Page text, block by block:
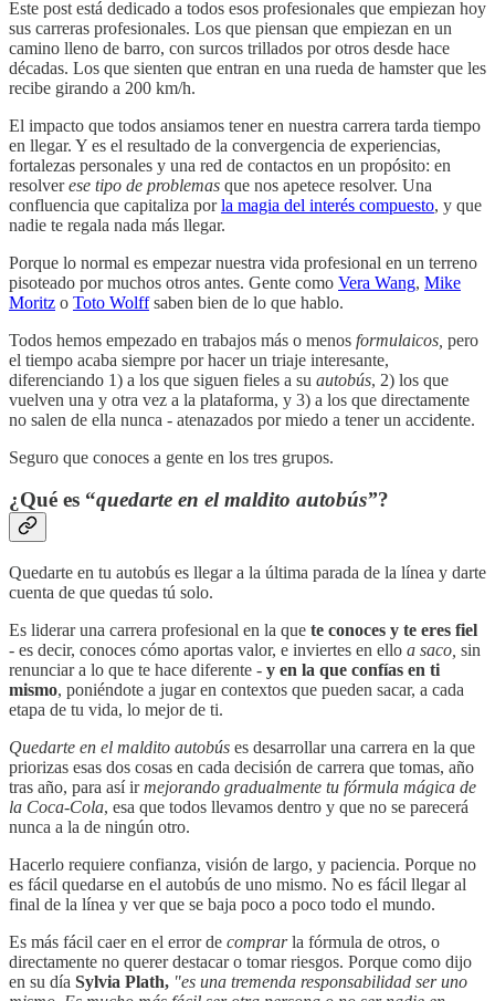
Este post está dedicado a todos esos profesionales que empiezan hoy
sus carreras profesionales. Los que piensan que empiezan en un
camino lleno de barro, con surcos trillados por otros desde hace
décadas. Los que sienten que entran en una rueda de hamster que les
recibe girando a 200 km/h.
El impacto que todos ansiamos tener en nuestra carrera tarda tiempo
en llegar. Y es el resultado de la convergencia de experiencias,
fortalezas personales y una red de contactos en un propósito: en
resolverese tipo de problemas que nos apetece resolver. Una
confluencia que capitaliza porla magia del interés compuesto, y que
nadie te regala nada más llegar.
Porque lo normal es empezar nuestra vida profesional en un terreno
pisoteado por muchos otros antes. Gente como Vera Wang, Mike
Moritz o Toto Wolffsaben bien de lo que hablo.
Todos hemos empezado en trabajos más o menos formulaicos, pero
el tiempo acaba siempre por hacer un triaje interesante,
diferenciando 1) a los que siguen fieles a su autobús, 2) los que
vuelven una y otra vez a la plataforma, y 3) a los que directamente
no salen de ella nunca - atenazados por miedo a tener un accidente.
Seguro que conoces a gente en los tres grupos.
¿Qué es “quedarte en el maldito autobús”?
Quedarte en tu autobús es llegar a la última parada de la línea y darte
cuenta de que quedas tú solo.
Es liderar una carrera profesional en la que te conoces y te eres fiel
- es decir, conoces cómo aportas valor, e inviertes en ello a saco, sin
renunciar a lo que te hace diferente - y en la que confías en ti
mismo, poniéndote a jugar en contextos que pueden sacar, a cada
etapa de tu vida, lo mejor de ti.
Quedarte en el maldito autobús es desarrollar una carrera en la que
priorizas esas dos cosas en cada decisión de carrera que tomas, año
tras año, para así irmejorando gradualmente tu fórmula mágica de
la Coca-Cola, esa que todos llevamos dentro y que no se parecerá
nunca a la de ningún otro.
Hacerlo requiere confianza, visión de largo, y paciencia. Porque no
es fácil quedarse en el autobús de uno mismo. No es fácil llegar al
final de la línea y ver que se baja poco a poco todo el mundo.
Es más fácil caer en el error de comprarla fórmula de otros, o
directamente no querer destacar o tomar riesgos. Porque como dijo
en su día Sylvia Plath, "es una tremenda responsabilidad ser uno